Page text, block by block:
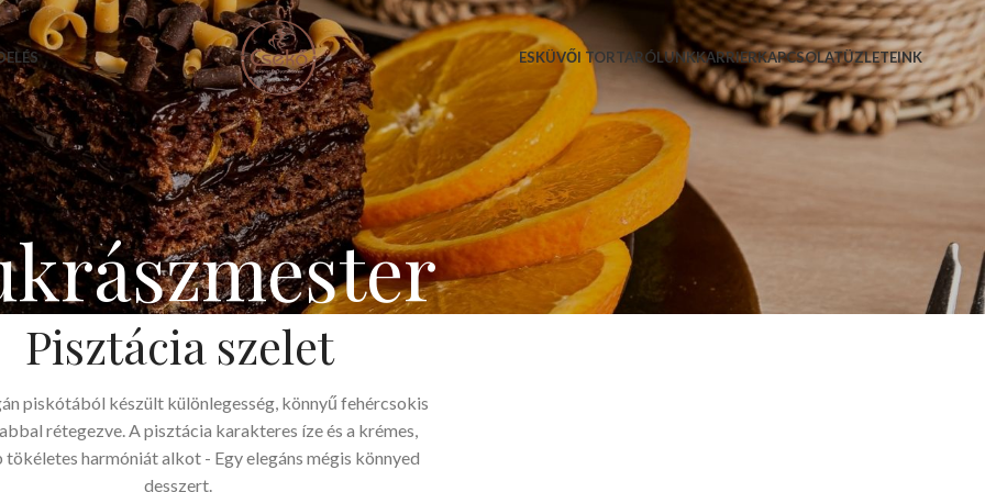
ESKÜVŐI TORTARÓLUNKKARRIERKAPCSOLATÜZLETEINK
Pisztácia szelet
piskótából készült különlegesség, könnyű fehércsokis
rétegezve. A pisztácia karakteres íze és a krémes,
tökéletes harmóniát alkot - Egy elegáns mégis könnyed
desszert.